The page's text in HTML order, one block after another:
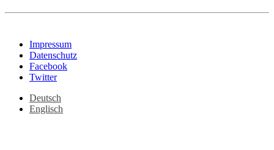
Impressum
Datenschutz
Facebook
Twitter
Deutsch
Englisch